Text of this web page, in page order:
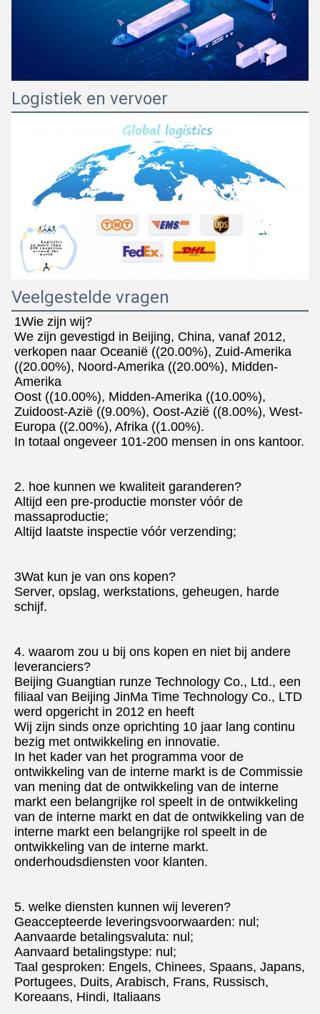
Logistiek en vervoer
Veelgestelde vragen
1Wie zijn wij?
We zijn gevestigd in Beijing, China, vanaf 2012,
verkopen naar Oceanië ((20.00%), Zuid-Amerika
((20.00%), Noord-Amerika ((20.00%), Midden-
Amerika
Oost ((10.00%), Midden-Amerika ((10.00%),
Zuidoost-Azië ((9.00%), Oost-Azië ((8.00%), West-
Europa ((2.00%), Afrika ((1.00%).
In totaal ongeveer 101-200 mensen in ons kantoor.
2. hoe kunnen we kwaliteit garanderen?
Altijd een pre-productie monster vóór de
massaproductie;
Altijd laatste inspectie vóór verzending;
3Wat kun je van ons kopen?
Server, opslag, werkstations, geheugen, harde
schijf.
4. waarom zou u bij ons kopen en niet bij andere
leveranciers?
Beijing Guangtian runze Technology Co., Ltd., een
filiaal van Beijing JinMa Time Technology Co., LTD
werd opgericht in 2012 en heeft
Wij zijn sinds onze oprichting 10 jaar lang continu
bezig met ontwikkeling en innovatie.
In het kader van het programma voor de
ontwikkeling van de interne markt is de Commissie
van mening dat de ontwikkeling van de interne
markt een belangrijke rol speelt in de ontwikkeling
van de interne markt en dat de ontwikkeling van de
interne markt een belangrijke rol speelt in de
ontwikkeling van de interne markt.
onderhoudsdiensten voor klanten.
5. welke diensten kunnen wij leveren?
Geaccepteerde leveringsvoorwaarden: nul;
Aanvaarde betalingsvaluta: nul;
Aanvaard betalingstype: nul;
Taal gesproken: Engels, Chinees, Spaans, Japans,
Portugees, Duits, Arabisch, Frans, Russisch,
Koreaans, Hindi, Italiaans